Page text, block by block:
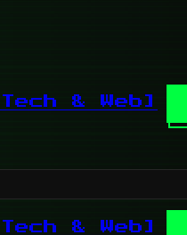
& Web]
& Web]